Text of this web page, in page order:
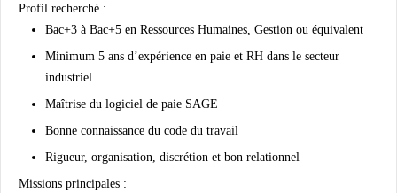
Profil recherché :
Bac+3 à Bac+5 en Ressources Humaines, Gestion ou équivalent
Minimum 5 ans d’expérience en paie et RH dans le secteur
industriel
Maîtrise du logiciel de paie SAGE
Bonne connaissance du code du travail
Rigueur, organisation, discrétion et bon relationnel
Missions principales :